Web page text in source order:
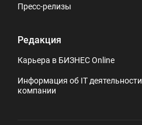
Пресс-релизы
Редакция
Карьера в БИЗНЕС Online
Информация об IT деятельности
компании